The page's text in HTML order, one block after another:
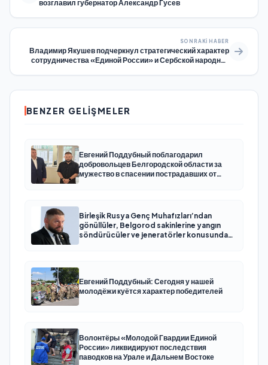
возглавил губернатор Александр Гусев
SONRAKI HABER
Владимир Якушев подчеркнул стратегический характер
сотрудничества «Единой России» и Сербской народной
BENZER GELIŞMELER
Евгений Поддубный поблагодарил
добровольцев Белгородской области за
мужество в спасении пострадавших от
Birleşik Rusya Genç Muhafızları’ndan
gönüllüler, Belgorod sakinlerine yangın
söndürücüler ve jeneratörler konusunda
Евгений Поддубный: Сегодня у нашей
молодёжи куётся характер победителей
Волонтёры «Молодой Гвардии Единой
России» ликвидируют последствия
паводков на Урале и Дальнем Востоке